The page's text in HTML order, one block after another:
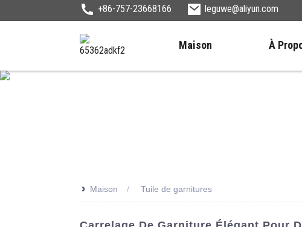
+86-757-23668166 leguwe@aliyun.com
Maison À
>> Maison Tuile de garnitures